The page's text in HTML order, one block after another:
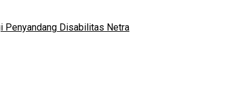
Penyandang Disabilitas Netra